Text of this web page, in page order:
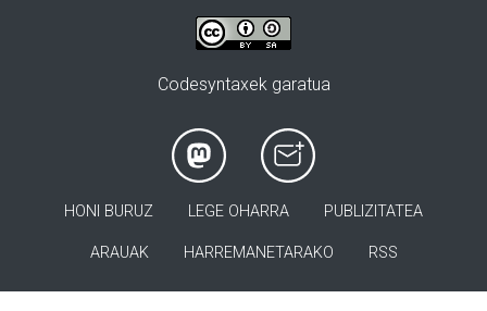
Codesyntaxek garatua
HONI BURUZ LEGE OHARRA PUBLIZITATEA
ARAUAK HARREMANETARAKO RSS